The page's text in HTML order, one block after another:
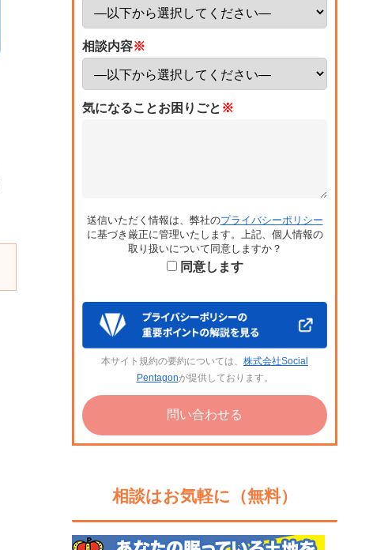
相談内容※
気になることお困りごと ※
送信いただく情報は、弊社のプライバシーポリシー
に基づき厳正に管理いたします。上記、個人情報の
取り扱いについて同意しますか？
同意します
本サイト規約の要約については、 株式会社Social
Pentagonが提供しております。
相談はお気軽に（無料）